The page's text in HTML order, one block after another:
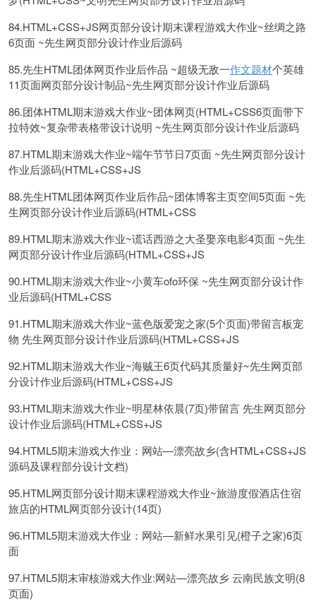
84.HTML+CSS+JS网页部分设计期末课程游戏大作业~丝绸之路
6页面 ~先生网页部分设计作业后源码
85.先生HTML团体网页作业后作品 ~超级无敌一作文题材个英雄
11页面网页部分设计制品~先生网页部分设计作业后源码
86.团体HTML期末游戏大作业~团体网页(HTML+CSS6页面带下
拉特效~复杂带表格带设计说明 ~先生网页部分设计作业后源码
87.HTML期末游戏大作业~端午节节日7页面 ~先生网页部分设计
作业后源码(HTML+CSS+JS
88.先生HTML团体网页作业后作品~团体博客主页空间5页面 ~先
生网页部分设计作业后源码(HTML+CSS
89.HTML期末游戏大作业~谎话西游之大圣娶亲电影4页面 ~先生
网页部分设计作业后源码(HTML+CSS+JS
90.HTML期末游戏大作业~小黄车ofo环保 ~先生网页部分设计作
业后源码(HTML+CSS
91.HTML期末游戏大作业~蓝色版爱宠之家(5个页面)带留言板宠
物 先生网页部分设计作业后源码(HTML+CSS+JS
92.HTML期末游戏大作业~海贼王6页代码其质量好~先生网页部
分设计作业后源码(HTML+CSS+JS
93.HTML期末游戏大作业~明星林依晨(7页)带留言 先生网页部分
设计作业后源码(HTML+CSS+JS
94.HTML5期末游戏大作业：网站—漂亮故乡(含HTML+CSS+JS
源码及课程部分设计文档)
95.HTML网页部分设计期末课程游戏大作业~旅游度假酒店住宿
旅店的HTML网页部分设计(14页)
96.HTML5期末游戏大作业：网站—新鲜水果引见(橙子之家)6页
面
97.HTML5期末审核游戏大作业:网站—漂亮故乡 云南民族文明(8
页面)